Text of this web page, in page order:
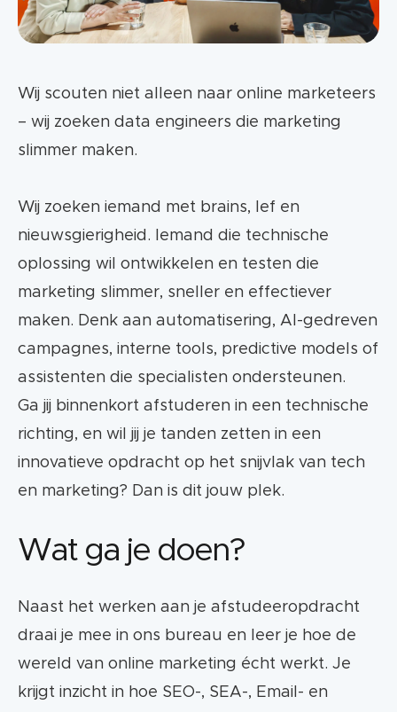
Wij scouten niet alleen naar online marketeers
– wij zoeken data engineers die marketing
slimmer maken.
Wij zoeken iemand met brains, lef en
nieuwsgierigheid. Iemand die technische
oplossing wil ontwikkelen en testen die
marketing slimmer, sneller en effectiever
maken. Denk aan automatisering, AI-gedreven
campagnes, interne tools, predictive models of
assistenten die specialisten ondersteunen.
Ga jij binnenkort afstuderen in een technische
richting, en wil jij je tanden zetten in een
innovatieve opdracht op het snijvlak van tech
en marketing? Dan is dit jouw plek.
Wat ga je doen?
Naast het werken aan je afstudeeropdracht
draai je mee in ons bureau en leer je hoe de
wereld van online marketing écht werkt. Je
krijgt inzicht in hoe SEO-, SEA-, Email- en